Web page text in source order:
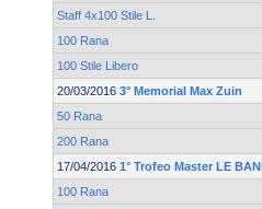
Staff 4x100 Stile L.
100 Rana
100 Stile Libero
20/03/2016 3° Memorial Max Zuin
50 Rana
200 Rana
17/04/2016 1° Trofeo Master LE
100 Rana